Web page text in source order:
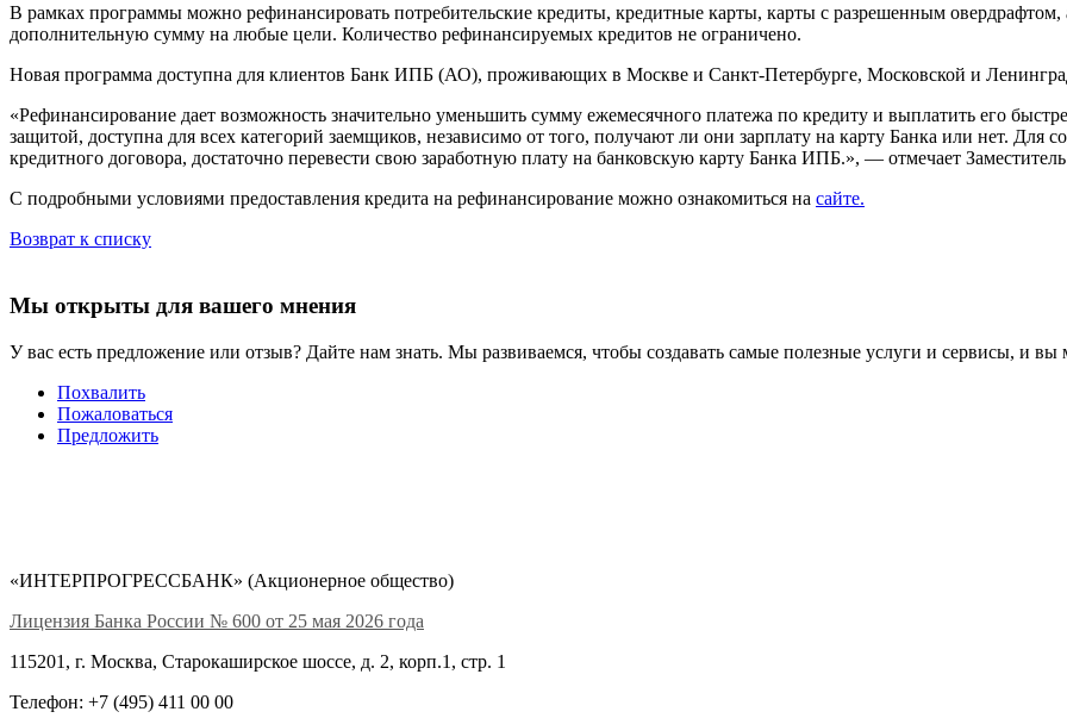
В рамках программы можно рефинансировать потребительские кредиты, кредитные карты, карты с разрешенным овердрафтом,
дополнительную сумму на любые цели. Количество рефинансируемых кредитов не ограничено.
Новая программа доступна для клиентов Банк ИПБ (АО), проживающих в Москве и Санкт-Петербурге, Московской и
«Рефинансирование дает возможность значительно уменьшить сумму ежемесячного платежа по кредиту и выплатить его
защитой, доступна для всех категорий заемщиков, независимо от того, получают ли они зарплату на карту Банка или нет. Для
кредитного договора, достаточно перевести свою заработную плату на банковскую карту Банка ИПБ.», — отмечает
С подробными условиями предоставления кредита на рефинансирование можно ознакомиться на сайте.
Возврат к списку
Мы открыты для вашего мнения
У вас есть предложение или отзыв? Дайте нам знать. Мы развиваемся, чтобы создавать самые полезные услуги и сервисы, и
Похвалить
Пожаловаться
Предложить
«ИНТЕРПРОГРЕССБАНК» (Акционерное общество)
Лицензия Банка России № 600 от 25 мая 2026 года
115201, г. Москва, Старокаширское шоссе, д. 2, корп.1, стр. 1
Телефон: +7 (495) 411 00 00